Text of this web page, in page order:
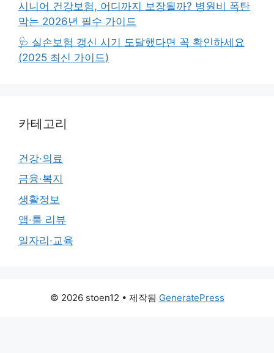
시니어 건강보험, 어디까지 보장될까? 병원비 폭탄
막는 2026년 필수 가이드
🩺 실손보험 갱신 시기 도달했다면 꼭 확인하세요
(2025 최신 가이드)
카테고리
건강·의료
금융·복지
생활정보
앱·툴 리뷰
일자리·교육
© 2026 stoen12 • 제작됨 GeneratePress